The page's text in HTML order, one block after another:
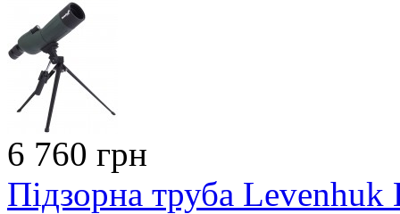
6 760 грн
Підзорна труба Levenhuk